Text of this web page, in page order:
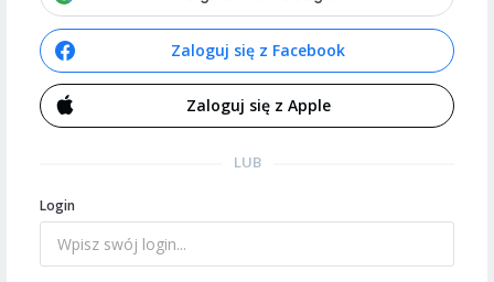
Zaloguj się z Facebook
Zaloguj się z Apple
LUB
Login